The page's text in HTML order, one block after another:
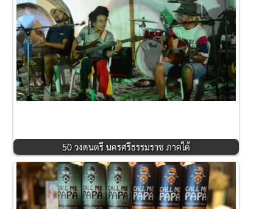
50 วงดนตรี นครศรีธรรมราช ภาคใต้